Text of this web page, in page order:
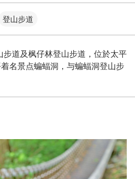
登山步道
道及枫仔林登山步道，位於太平
名景点蝙蝠洞，与蝙蝠洞登山步